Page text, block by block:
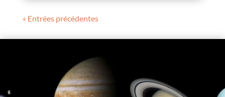
« Entrées précédentes